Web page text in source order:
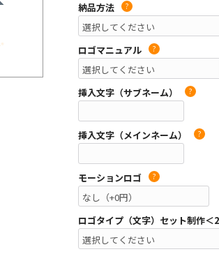
納品方法 ?
ロゴマニュアル ?
挿入文字（サブネーム） ?
挿入文字（メインネーム） ?
モーションロゴ ?
ロゴタイプ（文字）セット制作＜